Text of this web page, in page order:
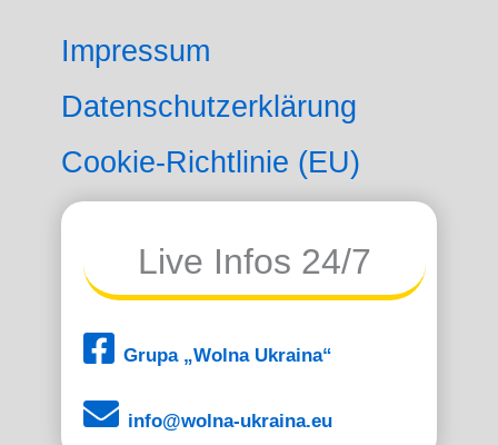
Impressum
Datenschutzerklärung
Cookie-Richtlinie (EU)
Live Infos 24/7
Grupa „Wolna Ukraina“
info@wolna-ukraina.eu